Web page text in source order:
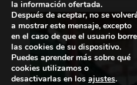
la información ofertada.
Después de aceptar, no se
a mostrar este mensaje, excepto
en el caso de que el usuario borre
las cookies de su dispositivo.
Puedes aprender más sobre qué
cookies utilizamos o
desactivarlas en los ajustes.